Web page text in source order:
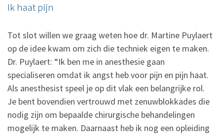
Ik haat pijn
Tot slot willen we graag weten hoe dr. Martine Puylaert
op de idee kwam om zich die techniek eigen te maken.
Dr. Puylaert: “Ik ben me in anesthesie gaan
specialiseren omdat ik angst heb voor pijn en pijn haat.
Als anesthesist speel je op dit vlak een belangrijke rol.
Je bent bovendien vertrouwd met zenuwblokkades die
nodig zijn om bepaalde chirurgische behandelingen
mogelijk te maken. Daarnaast heb ik nog een opleiding